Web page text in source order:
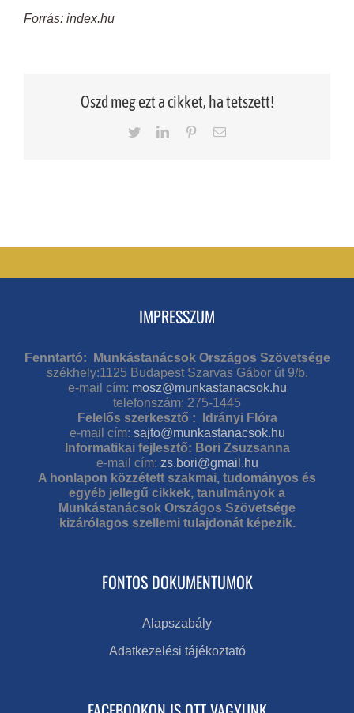
Forrás: index.hu
Oszd meg ezt a cikket, ha tetszett!
TwitterLinkedInPinterestEmail
IMPRESSZUM
Fenntartó: Munkástanácsok Országos Szövetsége
székhely:1125 Budapest Szarvas Gábor út 9/b.
e-mail cím: mosz@munkastanacsok.hu
telefonszám: 275-1445
Felelős szerkesztő : Idrányi Flóra
e-mail cím: sajto@munkastanacsok.hu
Informatikai fejlesztő: Bori Zsuzsanna
e-mail cím: zs.bori@gmail.hu
A honlapon közzétett szakmai, tudományos és
egyéb jellegű cikkek, tanulmányok a
Munkástanácsok Országos Szövetsége
kizárólagos szellemi tulajdonát képezik.
FONTOS DOKUMENTUMOK
Alapszabály
Adatkezelési tájékoztató